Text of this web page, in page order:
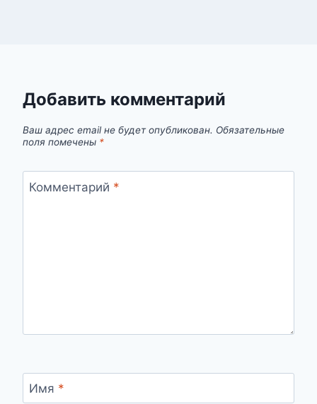
Добавить комментарий
Ваш адрес email не будет опубликован. Обязательные
поля помечены *
Комментарий *
Имя *